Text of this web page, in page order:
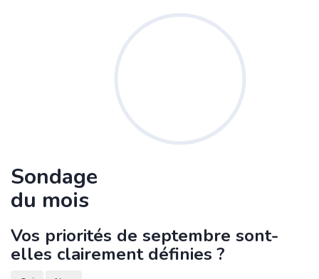
Sondage
du mois
Vos priorités de septembre sont-
elles clairement définies ?